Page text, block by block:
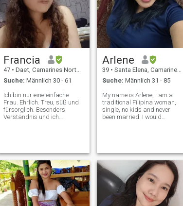
Francia
47 • Daet, Camarines Norte, Philippinen
Suche: Männlich 30 - 61
Ich bin nur eine einfache
Frau. Ehrlich. Treu, süß und
fürsorglich. Besonders
Verständnis und ich
ist kurz... und vor allem ist es
familienorientiert... und Gott
ich fürchte, aber ich kann
nicht verlangen, dass ich
perfekt bin. Gott ist nur die
perfekte, keine
materialistische Frau. ich
hasse Frauen, die nur Geld
Arlene
39 • Santa Elena, Camarines Norte, Philippinen
Suche: Männlich 31 - 85
My name is Arlene, I am a
traditional Filipina woman,
single, no kids and never
been married. I would
hardworking, open minded,
affectionate